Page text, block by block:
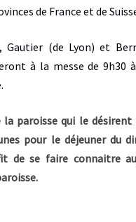
de France et de
Gautier (de Lyon) et
à la messe de 9h30
la paroisse qui le désirent
pour le déjeuner du
de se faire connaitre